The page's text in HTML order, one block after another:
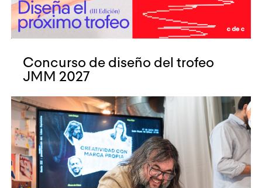
Concurso de diseño del trofeo
JMM 2027